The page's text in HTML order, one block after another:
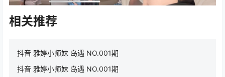
相关推荐
抖音 雅婷小师妹 岛遇 NO.001期
抖音 雅婷小师妹 岛遇 NO.001期